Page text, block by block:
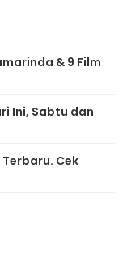
& 9 Film
Ini, Sabtu dan
Terbaru. Cek